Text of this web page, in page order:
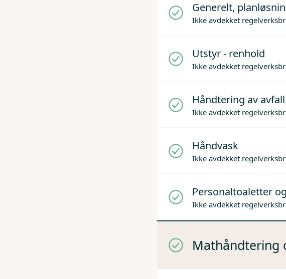
Generelt,
Ikke avdekket
Utstyr - renhold
Ikke avdekket
Håndtering av avfall
Ikke avdekket
Håndvask
Ikke avdekket
Personaltoaletter
Ikke avdekket
Mathåndtering